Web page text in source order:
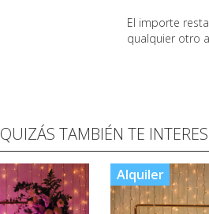
El importe
qualquier otro
QUIZÁS TAMBIÉN TE
Alquiler